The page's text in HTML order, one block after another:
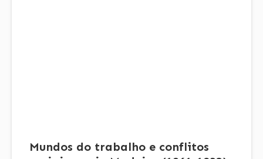
Mundos do trabalho e conflitos